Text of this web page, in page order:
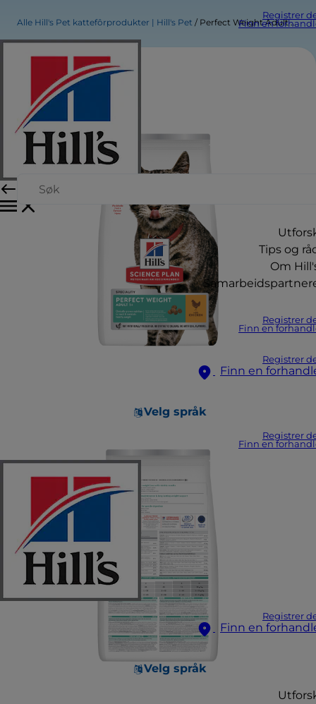
Registrer
Finn en
Tips og
Om
Registrer
Finn en
Registrer
Finn en
Velg språk
Registrer
Finn en
Registrer
Finn en
Velg språk
Alle Hill's Pet kattefôrprodukter | Hill's Pet Perfect Weight Adult kattefôr